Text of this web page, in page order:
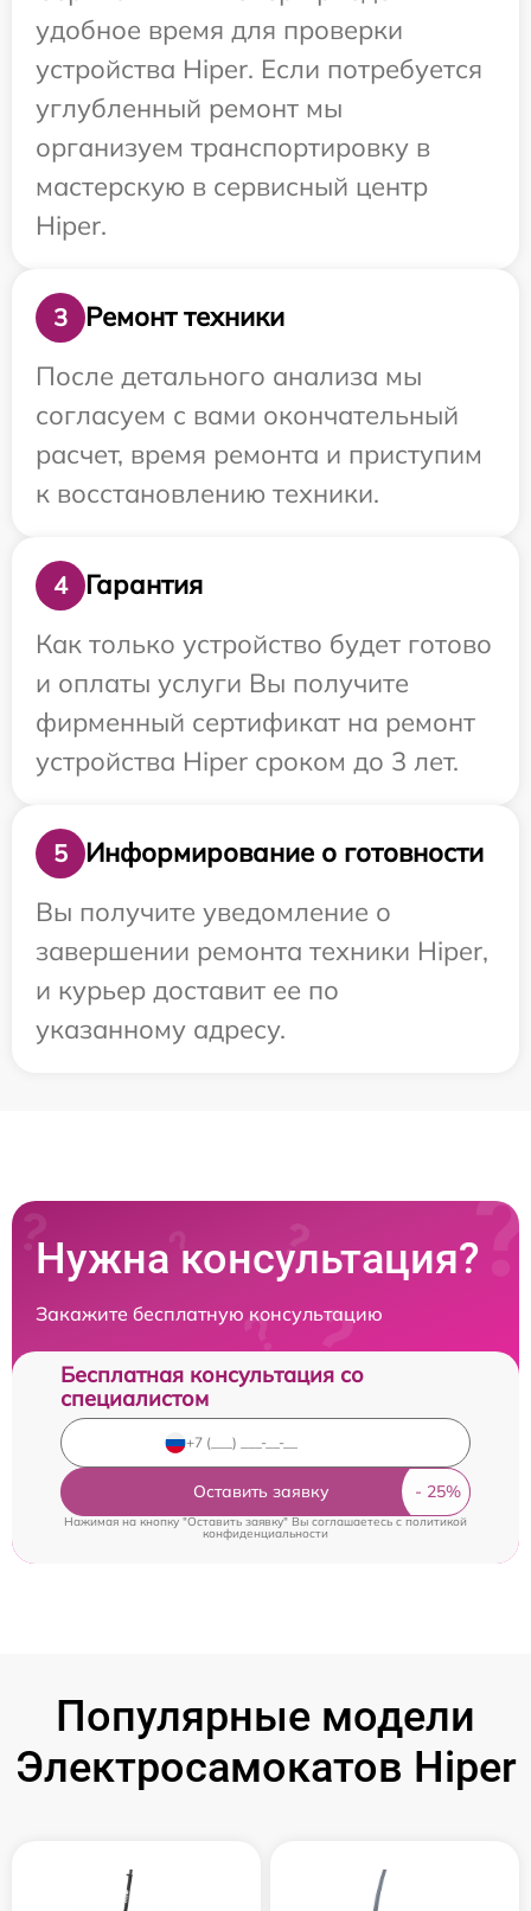
удобное время для проверки
устройства Hiper. Если потребуется
углубленный ремонт мы
организуем транспортировку в
мастерскую в сервисный центр
Hiper.
3
Ремонт техники
После детального анализа мы
согласуем с вами окончательный
расчет, время ремонта и приступим
к восстановлению техники.
4
Гарантия
Как только устройство будет готово
и оплаты услуги Вы получите
фирменный сертификат на ремонт
устройства Hiper сроком до 3 лет.
5
Информирование о готовности
Вы получите уведомление о
завершении ремонта техники Hiper,
и курьер доставит ее по
указанному адресу.
Нужна консультация?
Закажите бесплатную консультацию
Бесплатная консультация со
специалистом
Оставить заявку
Нажимая на кнопку "Оставить заявку" Вы соглашаетесь cполитикой
конфиденциальности
Популярные модели
Электросамокатов Hiper